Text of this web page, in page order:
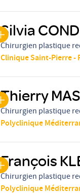
Silvia
Chirurgien plastique
Clinique Saint-Pierre -
Thierry
Chirurgien plastique
Polyclinique
François
Chirurgien plastique
Polyclinique